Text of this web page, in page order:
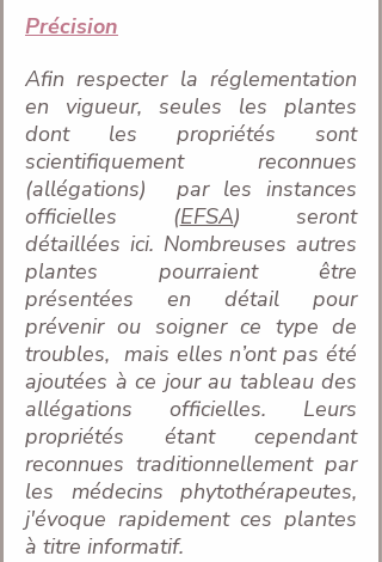
Précision
Afin respecter la réglementation
en vigueur, seules les plantes
dont les propriétés sont
scientifiquement reconnues
(allégations)  par les instances
officielles (EFSA) seront
détaillées ici. Nombreuses autres
plantes pourraient être
présentées en détail pour
prévenir ou soigner ce type de
troubles,  mais elles n’ont pas été
ajoutées à ce jour au tableau des
allégations officielles. Leurs
propriétés étant cependant
reconnues traditionnellement par
les médecins phytothérapeutes,
j'évoque rapidement ces plantes
à titre informatif.